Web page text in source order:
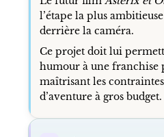
l’étape la plus
derrière la caméra.
Ce projet doit lui
humour à une franchise
maîtrisant les
d’aventure à gros budget.